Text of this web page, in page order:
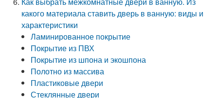
какого материала ставить дверь в ванную: виды и
характеристики
Ламинированное покрытие
Покрытие из ПВХ
Покрытие из шпона и экошпона
Полотно из массива
Пластиковые двери
Стеклянные двери